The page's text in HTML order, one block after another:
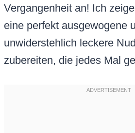
Vergangenheit an! Ich
eine perfekt ausgewogene
unwiderstehlich leckere
zubereiten, die jedes Mal